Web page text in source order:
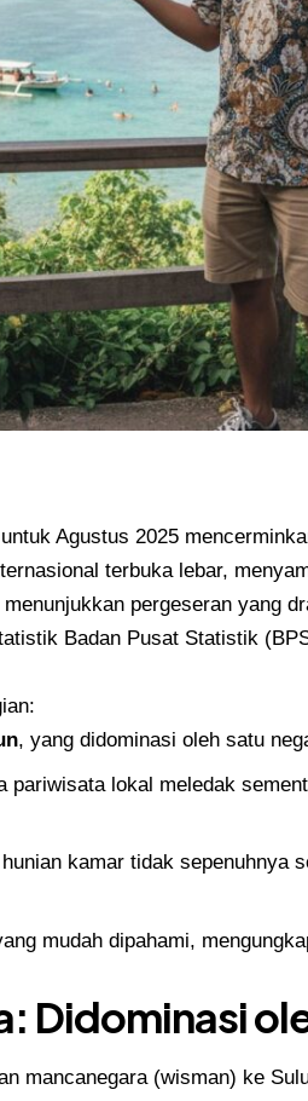
Agustus 2025
terbuka lebar,
pergeseran yang
Badan Pusat Statistik (
, yang didominasi oleh satu
pariwisata lokal meledak
kamar tidak sepenuhnya
mudah dipahami,
Didominasi
mancanegara (wisman) ke